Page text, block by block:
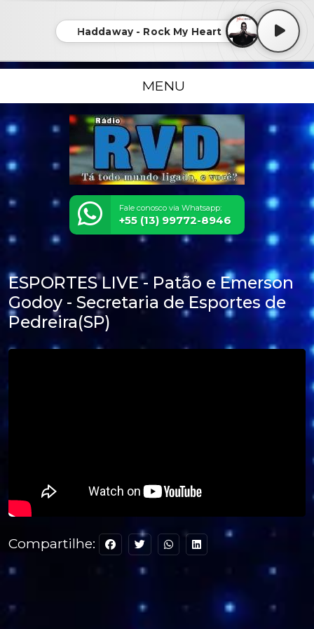
Haddaway - Rock My Heart
MENU
Fale conosco via Whatsapp:
+55 (13) 99772-8946
ESPORTES LIVE - Patão e Emerson
Godoy - Secretaria de Esportes de
Pedreira(SP)
Compartilhe: